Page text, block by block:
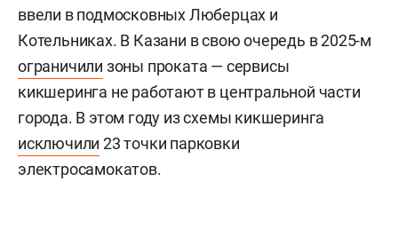
ввели в подмосковных Люберцах и
Котельниках. В Казани в свою очередь в 2025-м
ограничили зоны проката — сервисы
кикшеринга не работают в центральной части
города. В этом году из схемы кикшеринга
исключили 23 точки парковки
электросамокатов.